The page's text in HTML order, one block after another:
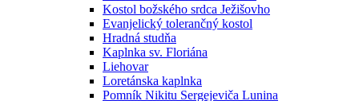
Kostol božského srdca Ježišovho
Evanjelický tolerančný kostol
Hradná studňa
Kaplnka sv. Floriána
Liehovar
Loretánska kaplnka
Pomník Nikitu Sergejeviča Lunina